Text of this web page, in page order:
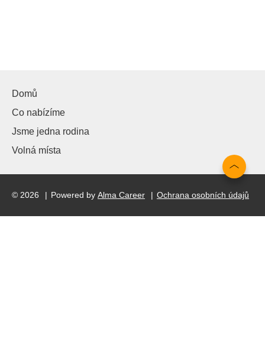
Domů
Co nabízíme
Jsme jedna rodina
Volná místa
© 2026 Powered by Alma Career Ochrana osobních údajů